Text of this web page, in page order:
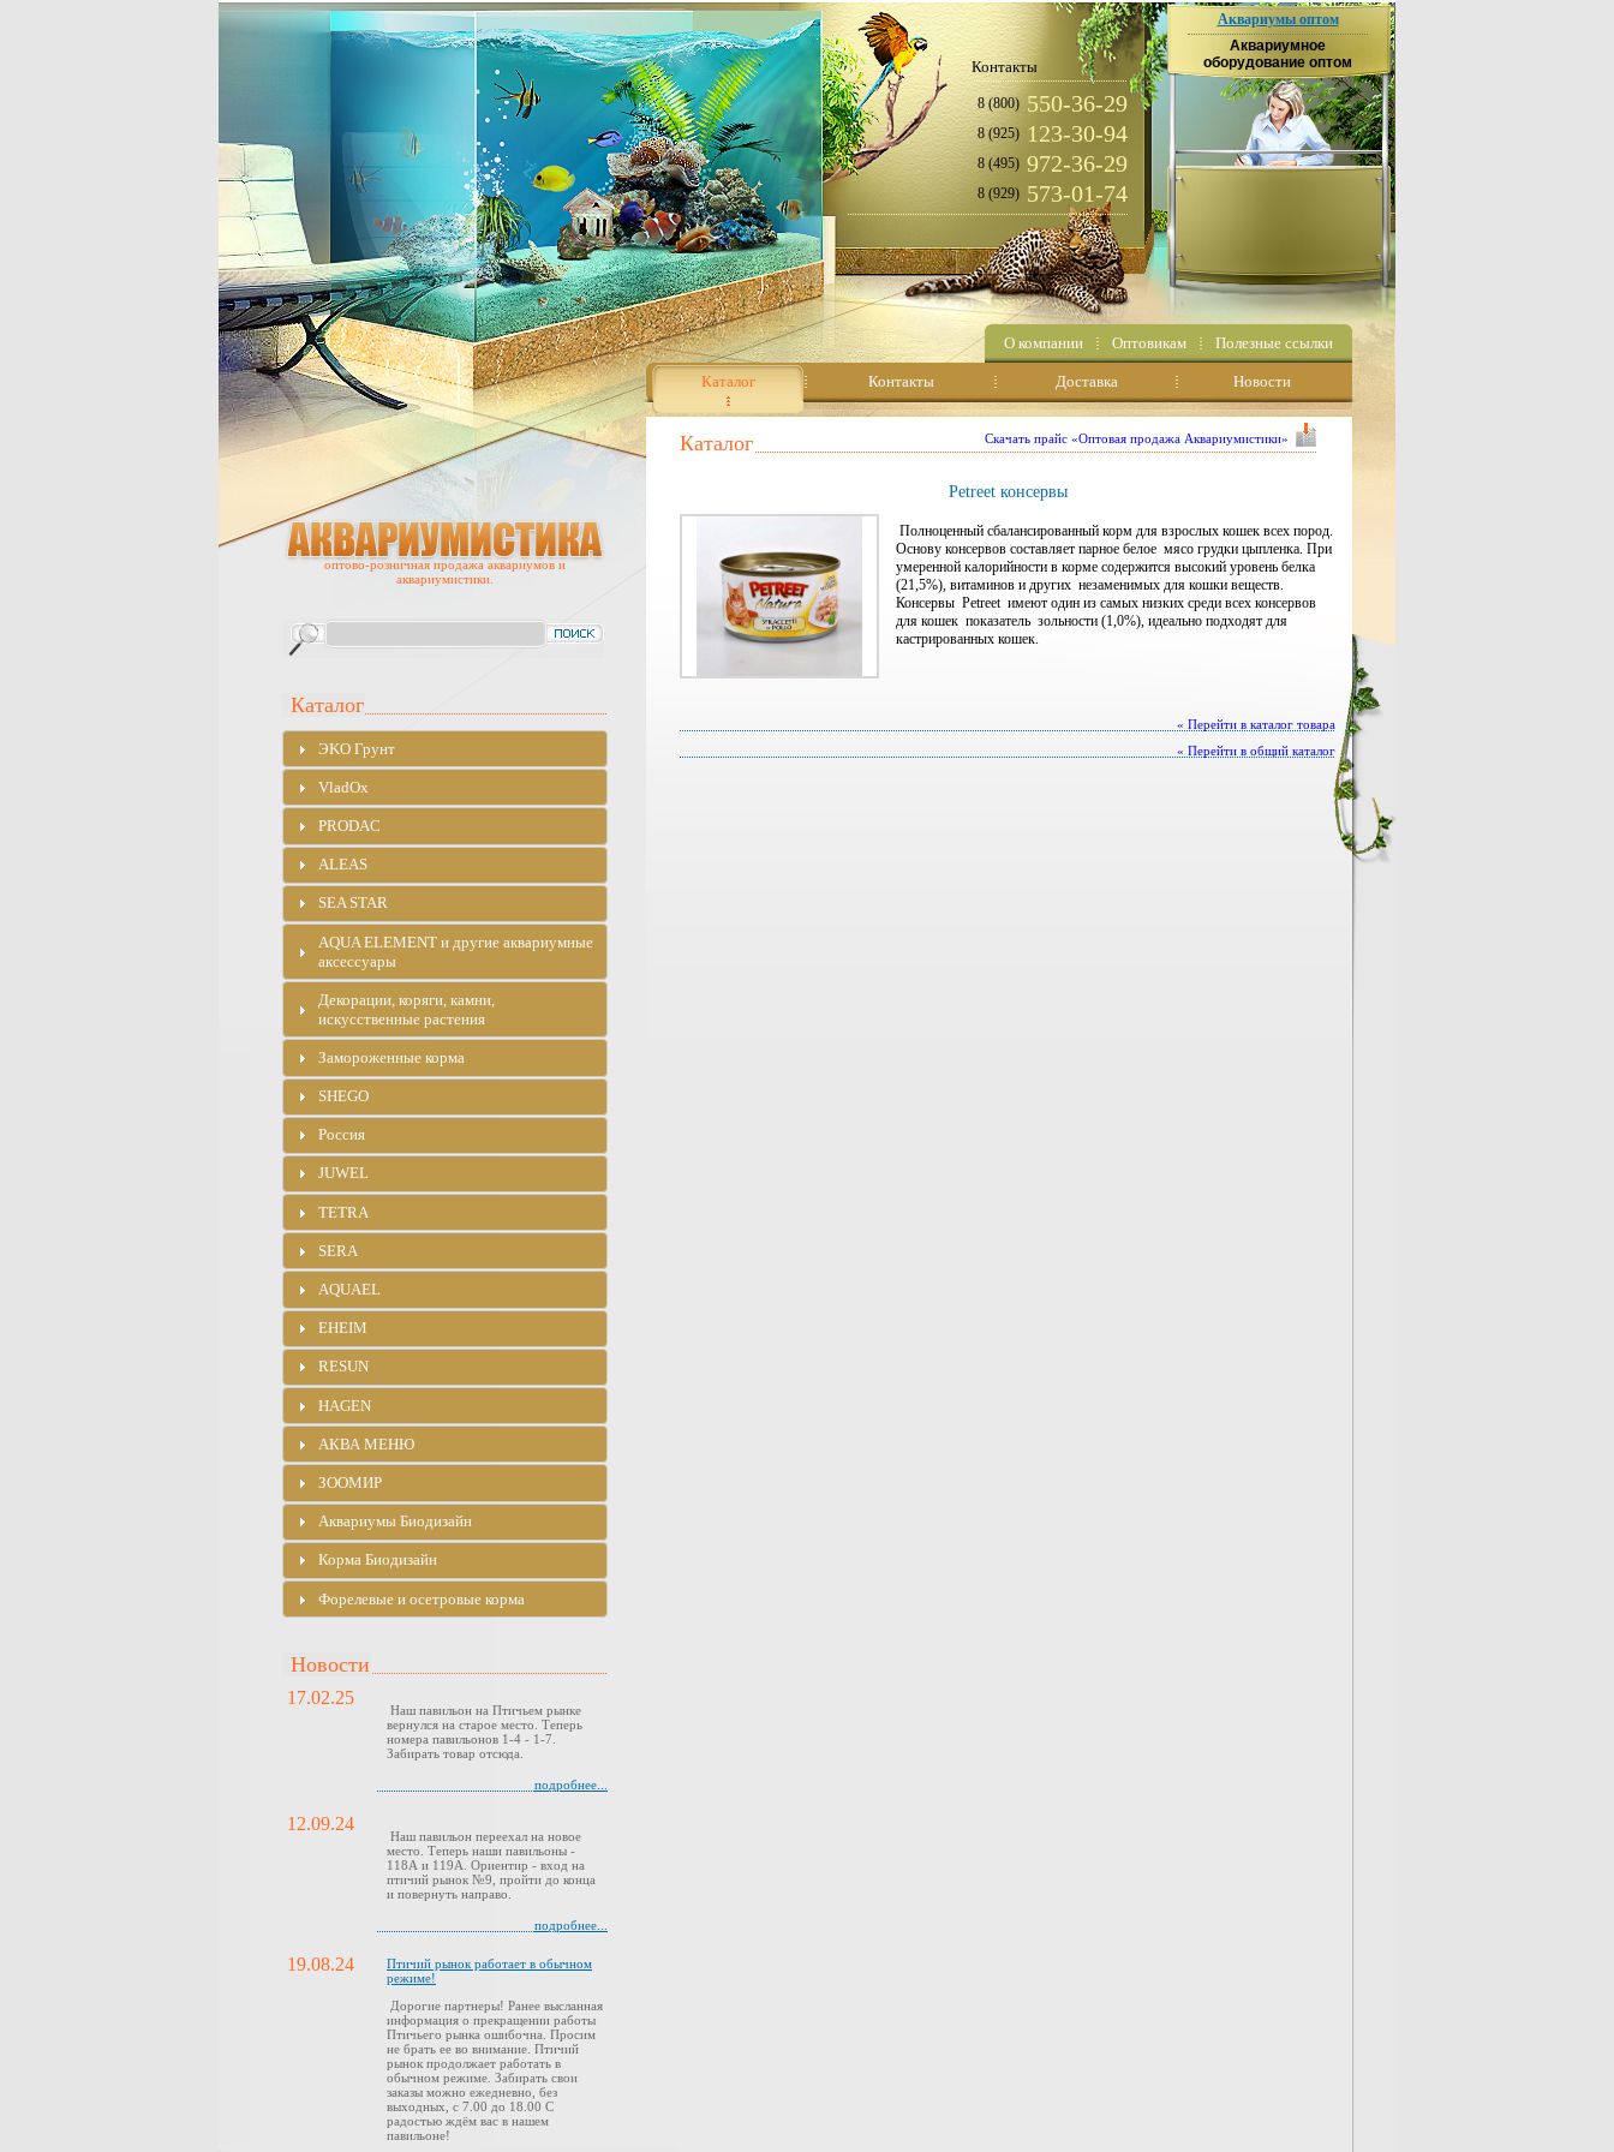
Контакты
8 (800) 550-36-29
8 (925) 123-30-94
8 (495) 972-36-29
8 (929) 573-01-74
Аквариумы оптом
Аквариумное
оборудование оптом
О компании Оптовикам Полезные ссылки
Каталог Контакты Доставка Новости
Каталог Скачать прайс «Оптовая продажа Аквариумистики»
Petreet консервы
Полноценный сбалансированный корм для взрослых кошек всех пород.
Основу консервов составляет парное белое мясо грудки цыпленка. При
умеренной калорийности в корме содержится высокий уровень белка
(21,5%), витаминов и других незаменимых для кошки веществ.
Консервы Petreet имеют один из самых низких среди всех консервов
для кошек показатель зольности (1,0%), идеально подходят для
кастрированных кошек.
« Перейти в каталог товара
« Перейти в общий каталог
оптово-розничная продажа аквариумов и
аквариумистики.
Каталог
ЭKO Грунт
VladOx
PRODAC
ALEAS
SEA STAR
AQUA ELEMENT и другие аквариумные
аксессуары
Декорации, коряги, камни,
искусственные растения
Замороженные корма
SHEGO
Россия
JUWEL
TETRA
SERA
AQUAEL
EHEIM
RESUN
HAGEN
АКВА МЕНЮ
ЗООМИР
Аквариумы Биодизайн
Корма Биодизайн
Форелевые и осетровые корма
Новости
17.02.25
Наш павильон на Птичьем рынке
вернулся на старое место. Теперь
номера павильонов 1-4 - 1-7.
Забирать товар отсюда.
подробнее...
12.09.24
Наш павильон переехал на новое
место. Теперь наши павильоны -
118А и 119А. Ориентир - вход на
птичий рынок №9, пройти до конца
и повернуть направо.
подробнее...
19.08.24
Птичий рынок работает в обычном
режиме!
Дорогие партнеры! Ранее высланная
информация о прекращении работы
Птичьего рынка ошибочна. Просим
не брать ее во внимание. Птичий
рынок продолжает работать в
обычном режиме. Забирать свои
заказы можно ежедневно, без
выходных, с 7.00 до 18.00 С
радостью ждём вас в нашем
павильоне!